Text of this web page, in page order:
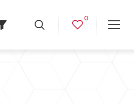
0